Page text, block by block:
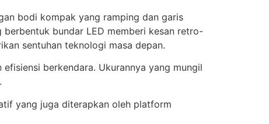
bodi kompak yang ramping dan garis
bundar LED memberi kesan retro-
sentuhan teknologi masa depan.
berkendara. Ukurannya yang mungil
yang juga diterapkan oleh platform